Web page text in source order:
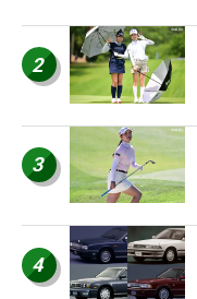
2
3
4